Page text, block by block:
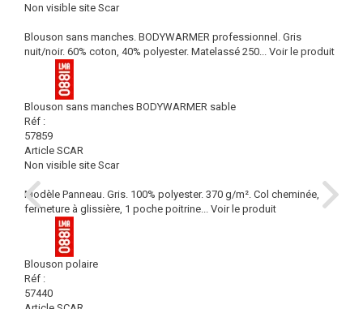
Non visible site Scar
Blouson sans manches. BODYWARMER professionnel. Gris
nuit/noir. 60% coton, 40% polyester. Matelassé 250... Voir le produit
Blouson sans manches BODYWARMER sable
Réf :
57859
Article SCAR
Non visible site Scar
Modèle Panneau. Gris. 100% polyester. 370 g/m². Col cheminée,
fermeture à glissière, 1 poche poitrine... Voir le produit
Blouson polaire
Réf :
57440